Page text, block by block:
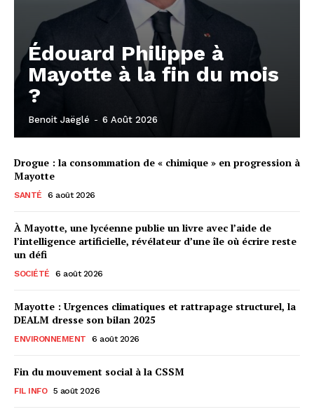
Édouard Philippe à
Mayotte à la fin du mois
?
Benoit Jaëglé - 6 Août 2026
Drogue : la consommation de « chimique » en progression à
Mayotte
SANTÉ 6 août 2026
À Mayotte, une lycéenne publie un livre avec l’aide de
l’intelligence artificielle, révélateur d’une île où écrire reste
un défi
SOCIÉTÉ 6 août 2026
Mayotte : Urgences climatiques et rattrapage structurel, la
DEALM dresse son bilan 2025
ENVIRONNEMENT 6 août 2026
Fin du mouvement social à la CSSM
FIL INFO 5 août 2026